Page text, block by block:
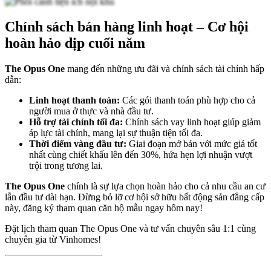
Chính sách bán hàng linh hoạt – Cơ hội
hoàn hảo dịp cuối năm
The Opus One mang đến những ưu đãi và chính sách tài chính hấp
dẫn:
Linh hoạt thanh toán: Các gói thanh toán phù hợp cho cả
người mua ở thực và nhà đầu tư.
Hỗ trợ tài chính tối đa: Chính sách vay linh hoạt giúp giảm
áp lực tài chính, mang lại sự thuận tiện tối đa.
Thời điểm vàng đầu tư: Giai đoạn mở bán với mức giá tốt
nhất cùng chiết khấu lên đến 30%, hứa hẹn lợi nhuận vượt
trội trong tương lai.
The Opus One chính là sự lựa chọn hoàn hảo cho cả nhu cầu an cư
lẫn đầu tư dài hạn. Đừng bỏ lỡ cơ hội sở hữu bất động sản đẳng cấp
này, đăng ký tham quan căn hộ mẫu ngay hôm nay!
Đặt lịch tham quan The Opus One và tư vấn chuyên sâu 1:1 cùng
chuyên gia từ Vinhomes!